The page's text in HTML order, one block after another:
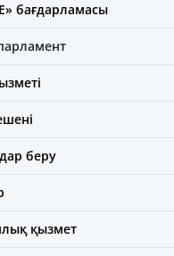
бағдарламасы
беру
қызмет